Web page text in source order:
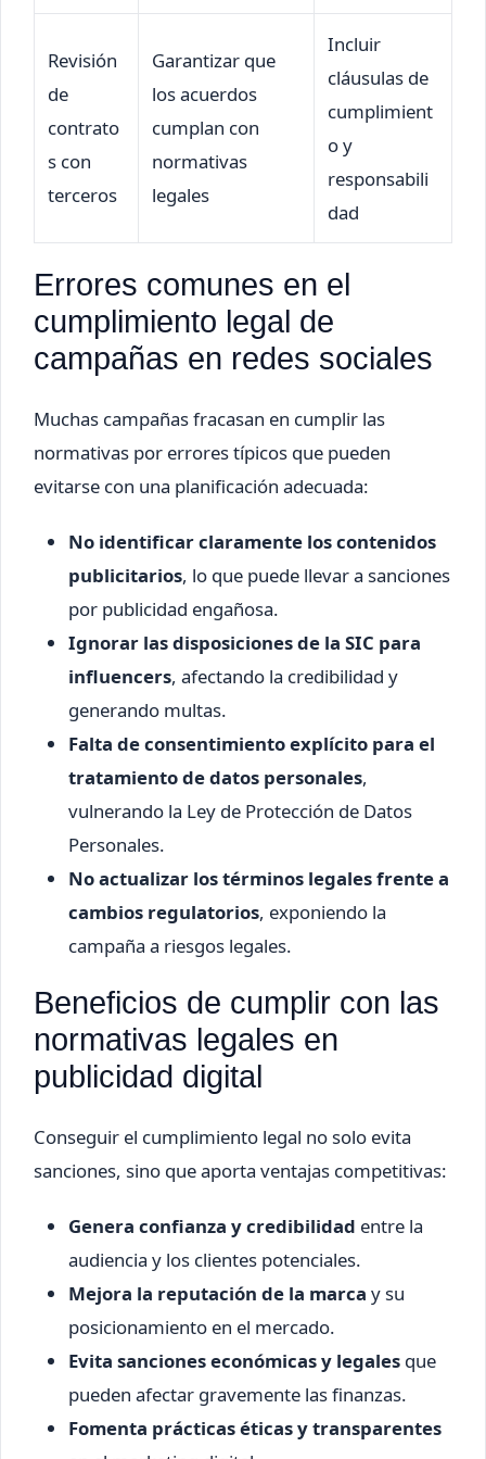
Revisión
de
contrato
s con
terceros
Garantizar que
los acuerdos
cumplan con
normativas
legales
Incluir
cláusulas de
cumplimient
o y
responsabili
dad
Errores comunes en el
cumplimiento legal de
campañas en redes sociales
Muchas campañas fracasan en cumplir las
normativas por errores típicos que pueden
evitarse con una planificación adecuada:
No identificar claramente los contenidos
publicitarios, lo que puede llevar a sanciones
por publicidad engañosa.
Ignorar las disposiciones de la SIC para
influencers, afectando la credibilidad y
generando multas.
Falta de consentimiento explícito para el
tratamiento de datos personales,
vulnerando la Ley de Protección de Datos
Personales.
No actualizar los términos legales frente a
cambios regulatorios, exponiendo la
campaña a riesgos legales.
Beneficios de cumplir con las
normativas legales en
publicidad digital
Conseguir el cumplimiento legal no solo evita
sanciones, sino que aporta ventajas competitivas:
Genera confianza y credibilidad entre la
audiencia y los clientes potenciales.
Mejora la reputación de la marca y su
posicionamiento en el mercado.
Evita sanciones económicas y legales que
pueden afectar gravemente las finanzas.
Fomenta prácticas éticas y transparentes